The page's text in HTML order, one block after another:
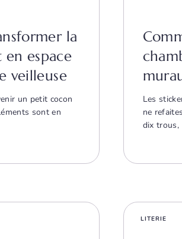
la
en espace
veilleuse
un petit cocon
sont en
Les
ne
dix trous,
LITERIE